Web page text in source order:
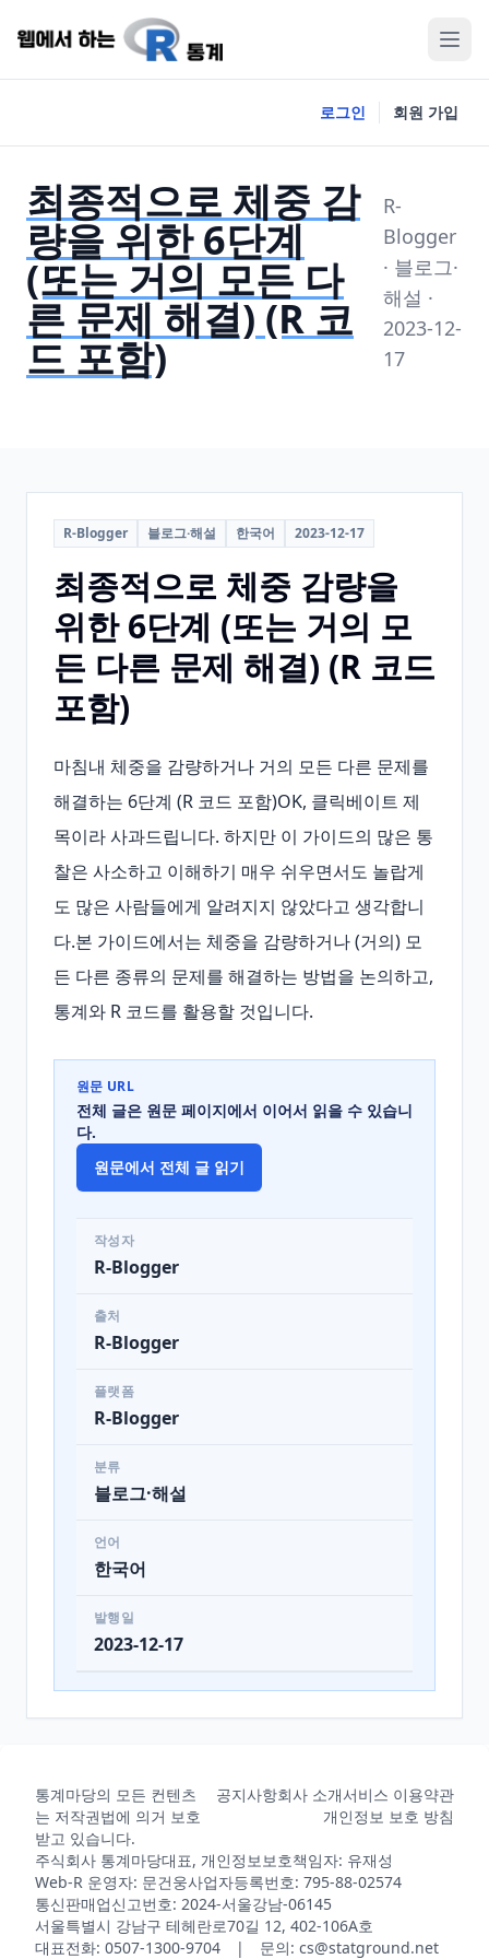
로그인 회원 가입
최종적으로 체중 감
량을 위한 6단계
(또는 거의 모든 다
른 문제 해결) (R 코
드 포함)
R-
Blogger
· 블로그·
해설 ·
2023-12-
17
R-Blogger 블로그·해설 한국어 2023-12-17
최종적으로 체중 감량을
위한 6단계 (또는 거의 모
든 다른 문제 해결) (R 코드
포함)
마침내 체중을 감량하거나 거의 모든 다른 문제를
해결하는 6단계 (R 코드 포함)OK, 클릭베이트 제
목이라 사과드립니다. 하지만 이 가이드의 많은 통
찰은 사소하고 이해하기 매우 쉬우면서도 놀랍게
도 많은 사람들에게 알려지지 않았다고 생각합니
다.본 가이드에서는 체중을 감량하거나 (거의) 모
든 다른 종류의 문제를 해결하는 방법을 논의하고,
통계와 R 코드를 활용할 것입니다.
원문 URL
전체 글은 원문 페이지에서 이어서 읽을 수 있습니
다.
원문에서 전체 글 읽기
작성자
R-Blogger
출처
R-Blogger
플랫폼
R-Blogger
분류
블로그·해설
언어
한국어
발행일
2023-12-17
통계마당의 모든 컨텐츠
는 저작권법에 의거 보호
받고 있습니다.
공지사항회사 소개서비스 이용약관
개인정보 보호 방침
주식회사 통계마당대표, 개인정보보호책임자: 유재성
Web-R 운영자: 문건웅사업자등록번호: 795-88-02574
통신판매업신고번호: 2024-서울강남-06145
서울특별시 강남구 테헤란로70길 12, 402-106A호
대표전화: 0507-1300-9704 | 문의: cs@statground.net